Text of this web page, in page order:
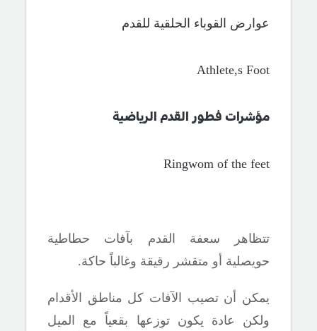
عوارض القوباء الحلقية للقدم
Athlete,s Foot
مؤشرات فطور القدم الرياضية
Ringwom of the feet
تتظاهر سعفة القدم بآفات حطاطية
حويصلية أو متقشر رقيقة وغالباً حاكة.
يمكن أن تصيب الآفات كل مناطق الأقدام
ولكن عادة يكون توزعها بقعياً مع الميل